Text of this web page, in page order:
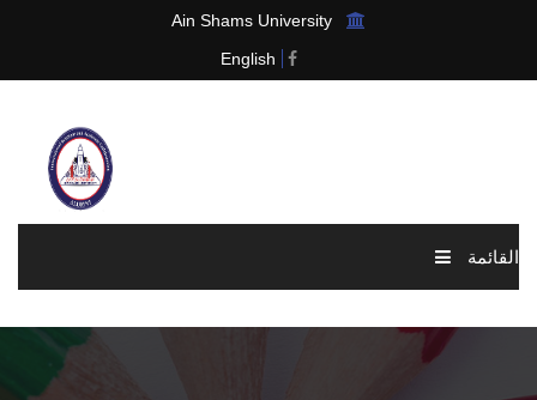
Ain Shams University
English
القائمة
الرئيسية
عن الرابطة